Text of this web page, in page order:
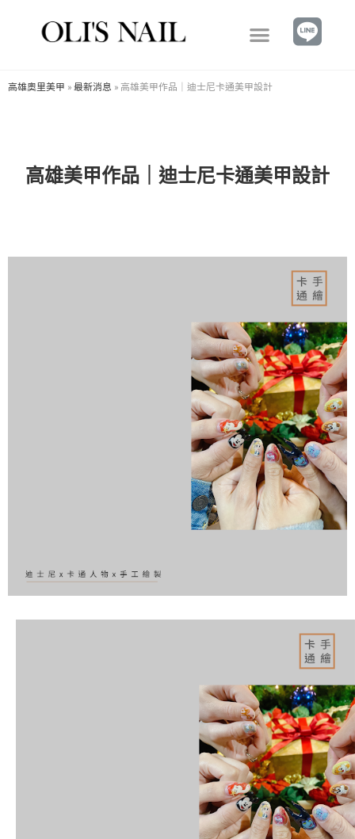
高雄奧里美甲 » 最新消息 » 高雄美甲作品｜迪士尼卡通美甲設計
高雄美甲作品｜迪士尼卡通美甲設計